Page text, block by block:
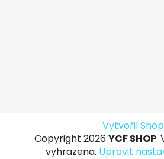
Vytvořil
Copyright 2026 YCF SHOP.
vyhrazena. Upravit